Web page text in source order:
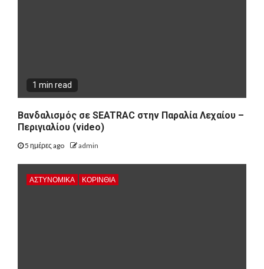
1 min read
Βανδαλισμός σε SEATRAC στην Παραλία Λεχαίου –
Περιγιαλίου (video)
5 ημέρες ago admin
ΑΣΤΥΝΟΜΙΚΑ ΚΟΡΙΝΘΊΑ